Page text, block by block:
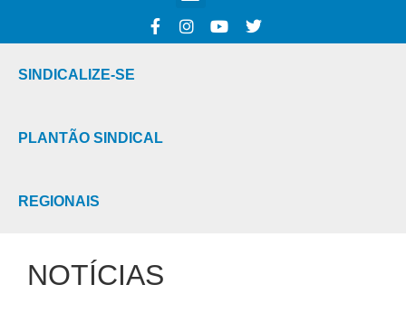
SINDICALIZE-SE
PLANTÃO SINDICAL
REGIONAIS
NOTÍCIAS